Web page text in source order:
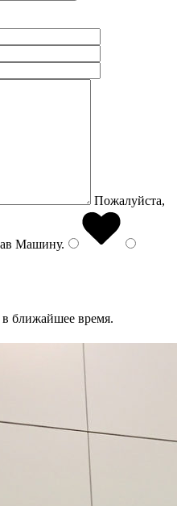
Пожалуйста,
Машину.
ближайшее время.